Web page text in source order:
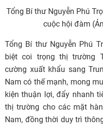
Tổng Bí thư Nguyễn Phú
cuộc hội đàm
Tổng Bí thư Nguyễn Phú
biệt coi trọng thị trường
cường xuất khẩu sang
Nam có thế mạnh, mong
kiện thuận lợi, đẩy nhanh
thị trường cho các mặt
Nam, đồng thời duy trì